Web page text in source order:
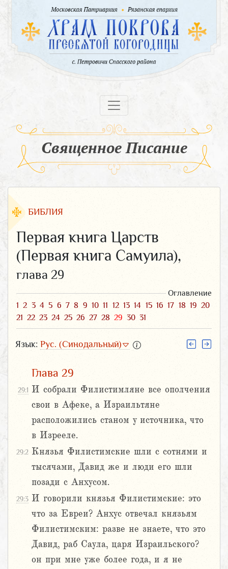
Священное Писание
БИБЛИЯ
Первая книга Царств
(Первая книга Самуила),
глава 29
Оглавление
1 2 3 4 5 6 7 8 9 10 11 12 13 14 15 16 17 18 19 20
21 22 23 24 25 26 27 28 29 30 31
Язык: Рус. (Синодальный)
Глава 29
29:1 И собрали Филистимляне все ополчения
свои в Афеке, а Израильтяне
расположились станом у источника, что
в Изрееле.
29:2 Князья Филистимские шли с сотнями и
тысячами, Давид же и люди его шли
позади с Анхусом.
29:3 И говорили князья Филистимские: это
что за Евреи? Анхус отвечал князьям
Филистимским: разве не знаете, что это
Давид, раб Саула, царя Израильского?
он при мне уже более года, и я не